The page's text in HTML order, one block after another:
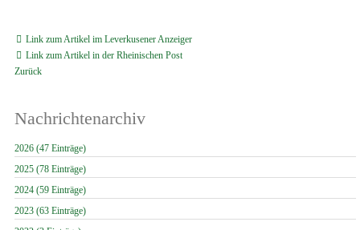
Link zum Artikel im Leverkusener Anzeiger
Link zum Artikel in der Rheinischen Post
Zurück
Nachrichtenarchiv
2026 (47 Einträge)
2025 (78 Einträge)
2024 (59 Einträge)
2023 (63 Einträge)